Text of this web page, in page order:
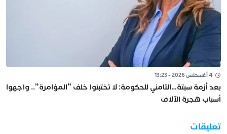
4 أغسطس 2026 - 13:23
بعد أزمة سبتة…التامني للحكومة: لا تختبئوا خلف “المؤامرة”.. واجهوا
أسباب هجرة الآلاف
تعليقات